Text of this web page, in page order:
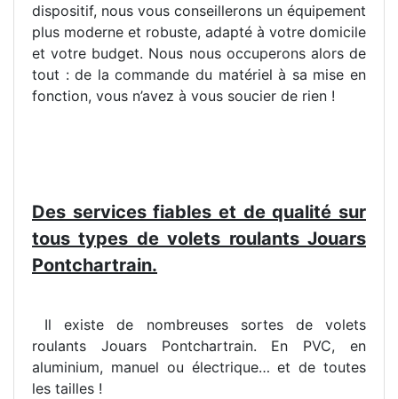
dispositif, nous vous conseillerons un équipement
plus moderne et robuste, adapté à votre domicile
et votre budget. Nous nous occuperons alors de
tout : de la commande du matériel à sa mise en
fonction, vous n’avez à vous soucier de rien !
Des services fiables et de qualité sur
tous types de volets roulants Jouars
Pontchartrain.
Il existe de nombreuses sortes de volets
roulants Jouars Pontchartrain. En PVC, en
aluminium, manuel ou électrique… et de toutes
les tailles !